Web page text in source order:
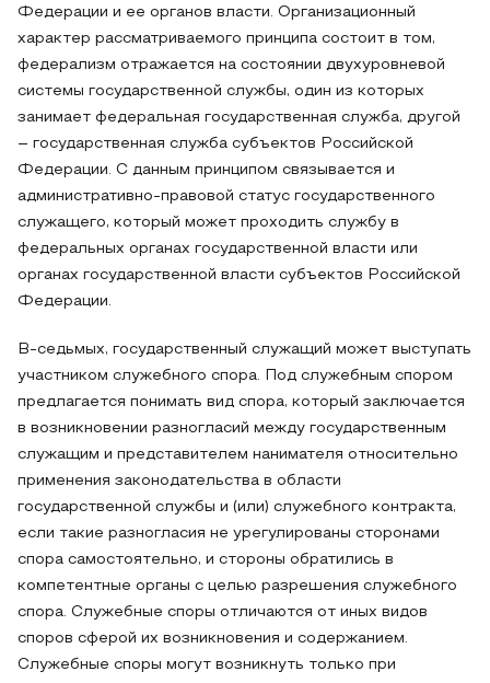
Федерации и ее органов власти. Организационный
характер рассматриваемого принципа состоит в том,
федерализм отражается на состоянии двухуровневой
системы государственной службы, один из которых
занимает федеральная государственная служба, другой
– государственная служба субъектов Российской
Федерации. С данным принципом связывается и
административно-правовой статус государственного
служащего, который может проходить службу в
федеральных органах государственной власти или
органах государственной власти субъектов Российской
Федерации.
В-седьмых, государственный служащий может выступать
участником служебного спора. Под служебным спором
предлагается понимать вид спора, который заключается
в возникновении разногласий между государственным
служащим и представителем нанимателя относительно
применения законодательства в области
государственной службы и (или) служебного контракта,
если такие разногласия не урегулированы сторонами
спора самостоятельно, и стороны обратились в
компетентные органы с целью разрешения служебного
спора. Служебные споры отличаются от иных видов
споров сферой их возникновения и содержанием.
Служебные споры могут возникнуть только при